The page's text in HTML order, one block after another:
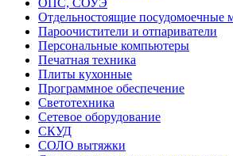
ОПС, СОУЭ
Отдельностоящие посудомоечные
Пароочистители и отпариватели
Персональные компьютеры
Печатная техника
Плиты кухонные
Программное обеспечение
Светотехника
Сетевое оборудование
СКУД
СОЛО вытяжки